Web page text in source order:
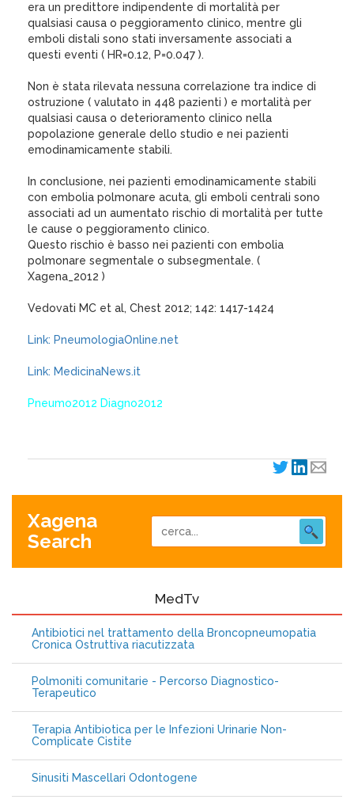
era un predittore indipendente di mortalità per
qualsiasi causa o peggioramento clinico, mentre gli
emboli distali sono stati inversamente associati a
questi eventi ( HR=0.12, P=0.047 ).
Non è stata rilevata nessuna correlazione tra indice di
ostruzione ( valutato in 448 pazienti ) e mortalità per
qualsiasi causa o deterioramento clinico nella
popolazione generale dello studio e nei pazienti
emodinamicamente stabili.
In conclusione, nei pazienti emodinamicamente stabili
con embolia polmonare acuta, gli emboli centrali sono
associati ad un aumentato rischio di mortalità per tutte
le cause o peggioramento clinico.
Questo rischio è basso nei pazienti con embolia
polmonare segmentale o subsegmentale. (
Xagena_2012 )
Vedovati MC et al, Chest 2012; 142: 1417-1424
Link: PneumologiaOnline.net
Link: MedicinaNews.it
Pneumo2012 Diagno2012
Xagena
Search
MedTv
Antibiotici nel trattamento della Broncopneumopatia
Cronica Ostruttiva riacutizzata
Polmoniti comunitarie - Percorso Diagnostico-
Terapeutico
Terapia Antibiotica per le Infezioni Urinarie Non-
Complicate Cistite
Sinusiti Mascellari Odontogene